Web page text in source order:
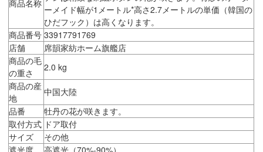
商品名称
ーメイド幅が1メートル*高さ2.7メートルの単価（韓国の
ひだフック）は高くなります。
商品番号 33917791769
店舗
席韻家紡ホーム旗艦店
商品の毛
の重さ
2.0 kg
商品の産
地
中国大陸
品番
牡丹の花が咲きます。
取付方式 ドア取付
サイズ
その他
遮光度
高遮光（70%-90%）